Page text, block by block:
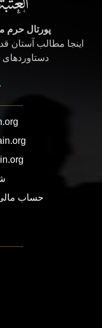
پورتال حرم
اینجا مطالب آستان
حساب